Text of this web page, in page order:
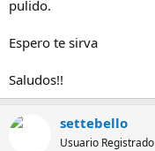
pulido.
Espero te sirva
Saludos!!
settebello
Usuario Registrado